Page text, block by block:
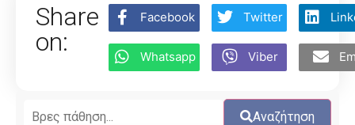
Share
on:
Facebook Twitter
Whatsapp Viber
Αναζήτηση